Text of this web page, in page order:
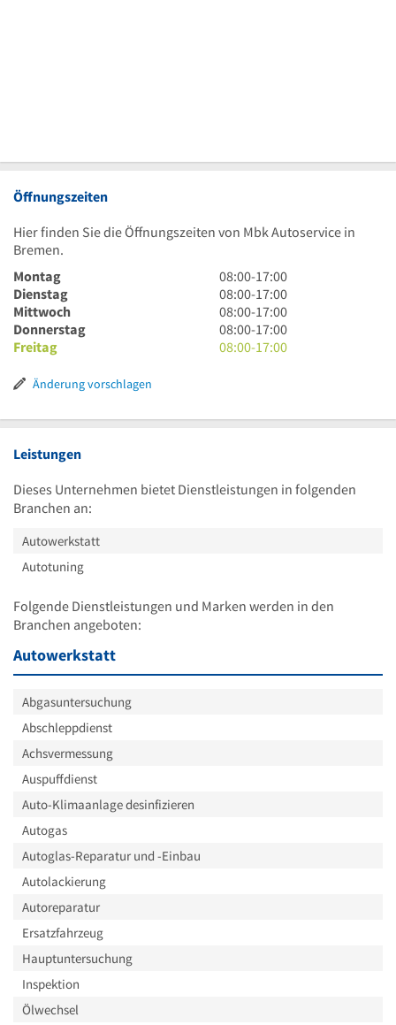
Öffnungszeiten
Hier finden Sie die Öffnungszeiten von Mbk Autoservice in
Bremen.
Montag
8
Uhr
bis
17
Uhr
08:00-17:00
Dienstag
8
Uhr
bis
17
08:00-17:00
Mittwoch
8
Uhr
bis
08:00-17:00
Donnerstag
8
Uhr
08:00-17:00
Freitag
8
Uhr
08:00-17:00
Änderung vorschlagen
Leistungen
Dieses Unternehmen bietet Dienstleistungen in folgenden
Branchen an:
Autowerkstatt
Autotuning
Folgende Dienstleistungen und Marken werden in den
Branchen angeboten:
Autowerkstatt
Abgasuntersuchung
Abschleppdienst
Achsvermessung
Auspuffdienst
Auto-Klimaanlage desinfizieren
Autogas
Autoglas-Reparatur und -Einbau
Autolackierung
Autoreparatur
Ersatzfahrzeug
Hauptuntersuchung
Inspektion
Ölwechsel